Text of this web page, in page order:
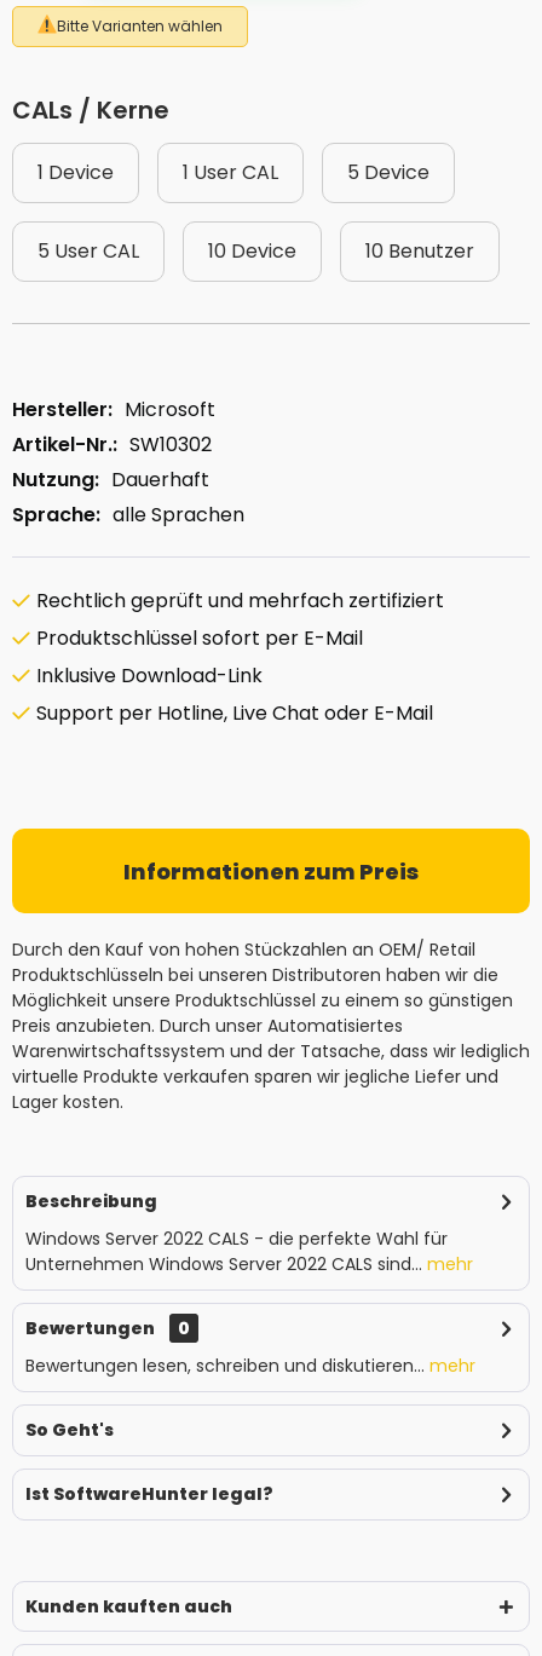
Bitte Varianten wählen
CALs / Kerne
1 Device 1 User CAL 5 Device
5 User CAL 10 Device 10 Benutzer
Hersteller: Microsoft
Artikel-Nr.: SW10302
Nutzung: Dauerhaft
Sprache: alle Sprachen
Rechtlich geprüft und mehrfach zertifiziert
Produktschlüssel sofort per E-Mail
Inklusive Download-Link
Support per Hotline, Live Chat oder E-Mail
Informationen zum Preis
Durch den Kauf von hohen Stückzahlen an OEM/ Retail
Produktschlüsseln bei unseren Distributoren haben wir die
Möglichkeit unsere Produktschlüssel zu einem so günstigen
Preis anzubieten. Durch unser Automatisiertes
Warenwirtschaftssystem und der Tatsache, dass wir lediglich
virtuelle Produkte verkaufen sparen wir jegliche Liefer und
Lager kosten.
Beschreibung
Windows Server 2022 CALS - die perfekte Wahl für
Unternehmen Windows Server 2022 CALS sind... mehr
Bewertungen
0
Bewertungen lesen, schreiben und diskutieren... mehr
So Geht's
Ist SoftwareHunter legal?
Kunden kauften auch